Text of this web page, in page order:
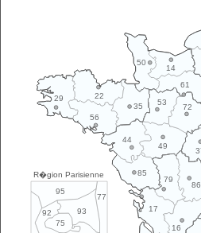
R�gion Parisienne
77
95
93
75
92
14
16
17
22
29
35
44
49
50
53
56
61
72
79
85
86